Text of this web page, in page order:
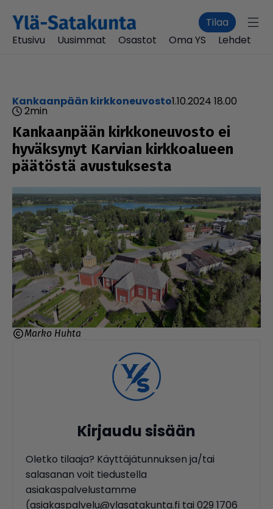
Tilaa
Etusivu
Uusimmat Osastot Oma YS Lehdet
Kankaanpään kirkkoneuvosto1.10.2024 18.00
2min
Kan­kaan­pään kirk­ko­neu­vosto ei
hyväk­sy­nyt Karvian kirk­ko­a­lu­een
päätöstä avus­tuk­sesta
Marko Huhta
Kirjaudu sisään
Oletko tilaaja? Käyttäjätunnuksen ja/tai
salasanan voit tiedustella
asiakaspalvelustamme
(asiakaspalvelu@ylasatakunta.fi tai 029 1706